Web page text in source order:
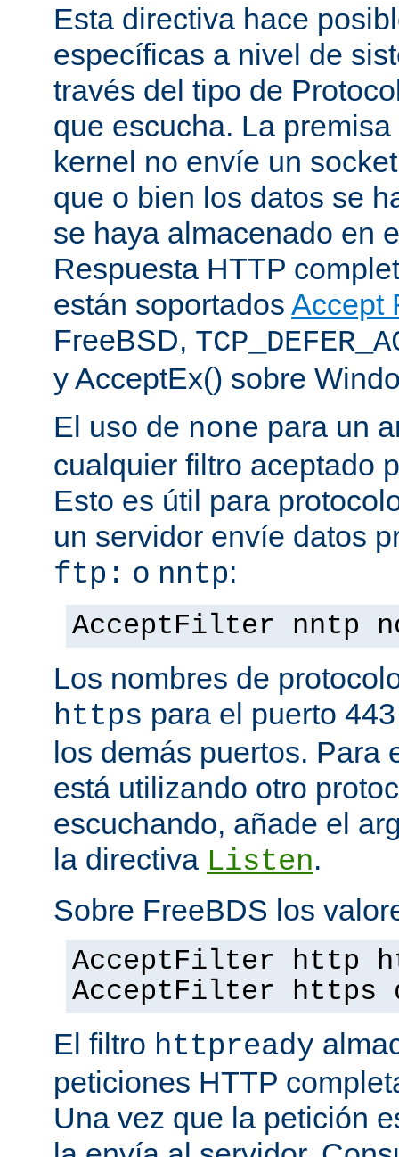
Esta directiva hace
específicas a nivel de
través del tipo de
que escucha. La
kernel no envíe un
que o bien los datos se
se haya almacenado en
Respuesta HTTP
están soportados Accept
FreeBSD,
y AcceptEx() sobre
El uso de none para un
cualquier filtro aceptado
Esto es útil para
un servidor envíe datos
ftp: o nntp:
AcceptFilter nntp
Los nombres de
https para el puerto
los demás puertos. Para
está utilizando otro
escuchando, añade el
la directiva Listen.
Sobre FreeBDS los
AcceptFilter http
AcceptFilter https
El filtro httpready
peticiones HTTP
Una vez que la petición